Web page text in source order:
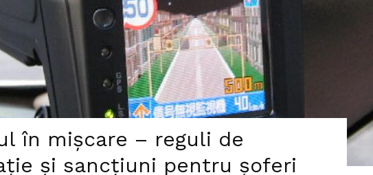
în mișcare – reguli de
și sancțiuni pentru șoferi